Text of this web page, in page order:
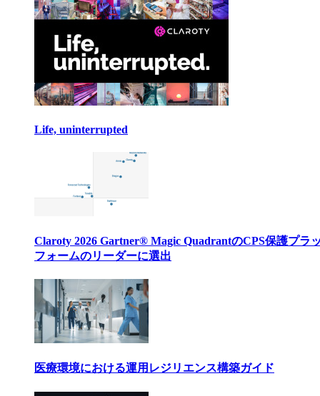
Life, uninterrupted
Claroty 2026 Gartner® Magic QuadrantのCPS保護プラ
フォームのリーダーに選出
医療環境における運用レジリエンス構築ガイド